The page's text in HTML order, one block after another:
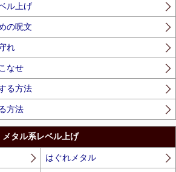
ル上げ
の呪文
れ
なせ
る方法
方法
メタル系レベル上げ
はぐれメタル